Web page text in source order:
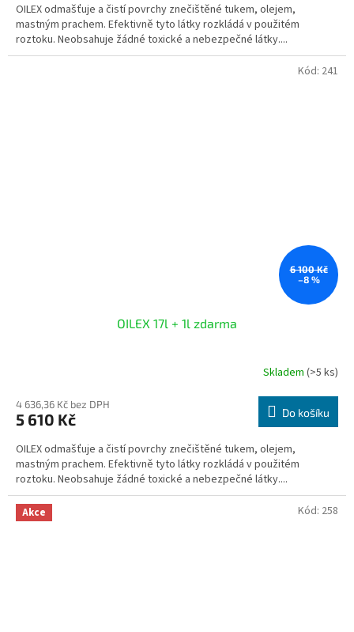
z
5
hvězdiček.
OILEX odmašťuje a čistí povrchy znečištěné tukem, olejem,
mastným prachem. Efektivně tyto látky rozkládá v použitém
roztoku. Neobsahuje žádné toxické a nebezpečné látky....
6 100 Kč
–8 %
OILEX 17l + 1l zdarma
produktu
je
z
5
hvězdiček.
Skladem(>5 ks)
4 636,36 Kč bez DPH
5 610 Kč Do košíku
OILEX odmašťuje a čistí povrchy znečištěné tukem, olejem,
mastným prachem. Efektivně tyto látky rozkládá v použitém
roztoku. Neobsahuje žádné toxické a nebezpečné látky....
Kód: 241
Akce Kód: 258